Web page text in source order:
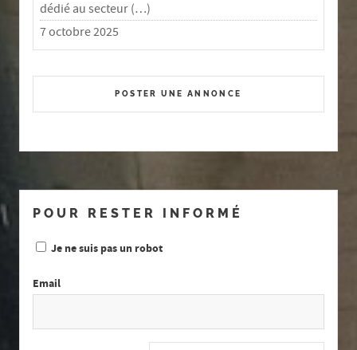
dédié au secteur (…)
7 octobre 2025
POSTER UNE ANNONCE
POUR RESTER INFORMÉ
Je ne suis pas un robot
Email